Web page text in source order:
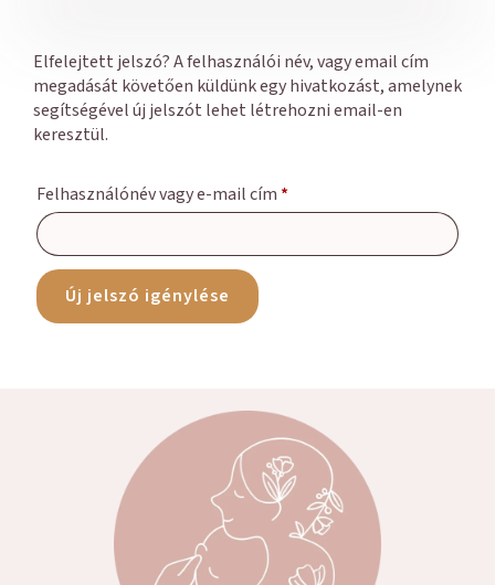
Elfelejtett jelszó? A felhasználói név, vagy email cím
megadását követően küldünk egy hivatkozást, amelynek
segítségével új jelszót lehet létrehozni email-en
keresztül.
Felhasználónév vagy e-mail cím *
Új jelszó igénylése